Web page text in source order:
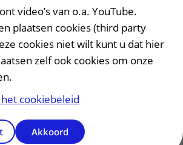
School
video’s van o.a. YouTube.
plaatsen cookies (third party
cookies niet wilt kunt u dat hier
zelf ook cookies om onze
cookiebeleid
Akkoord